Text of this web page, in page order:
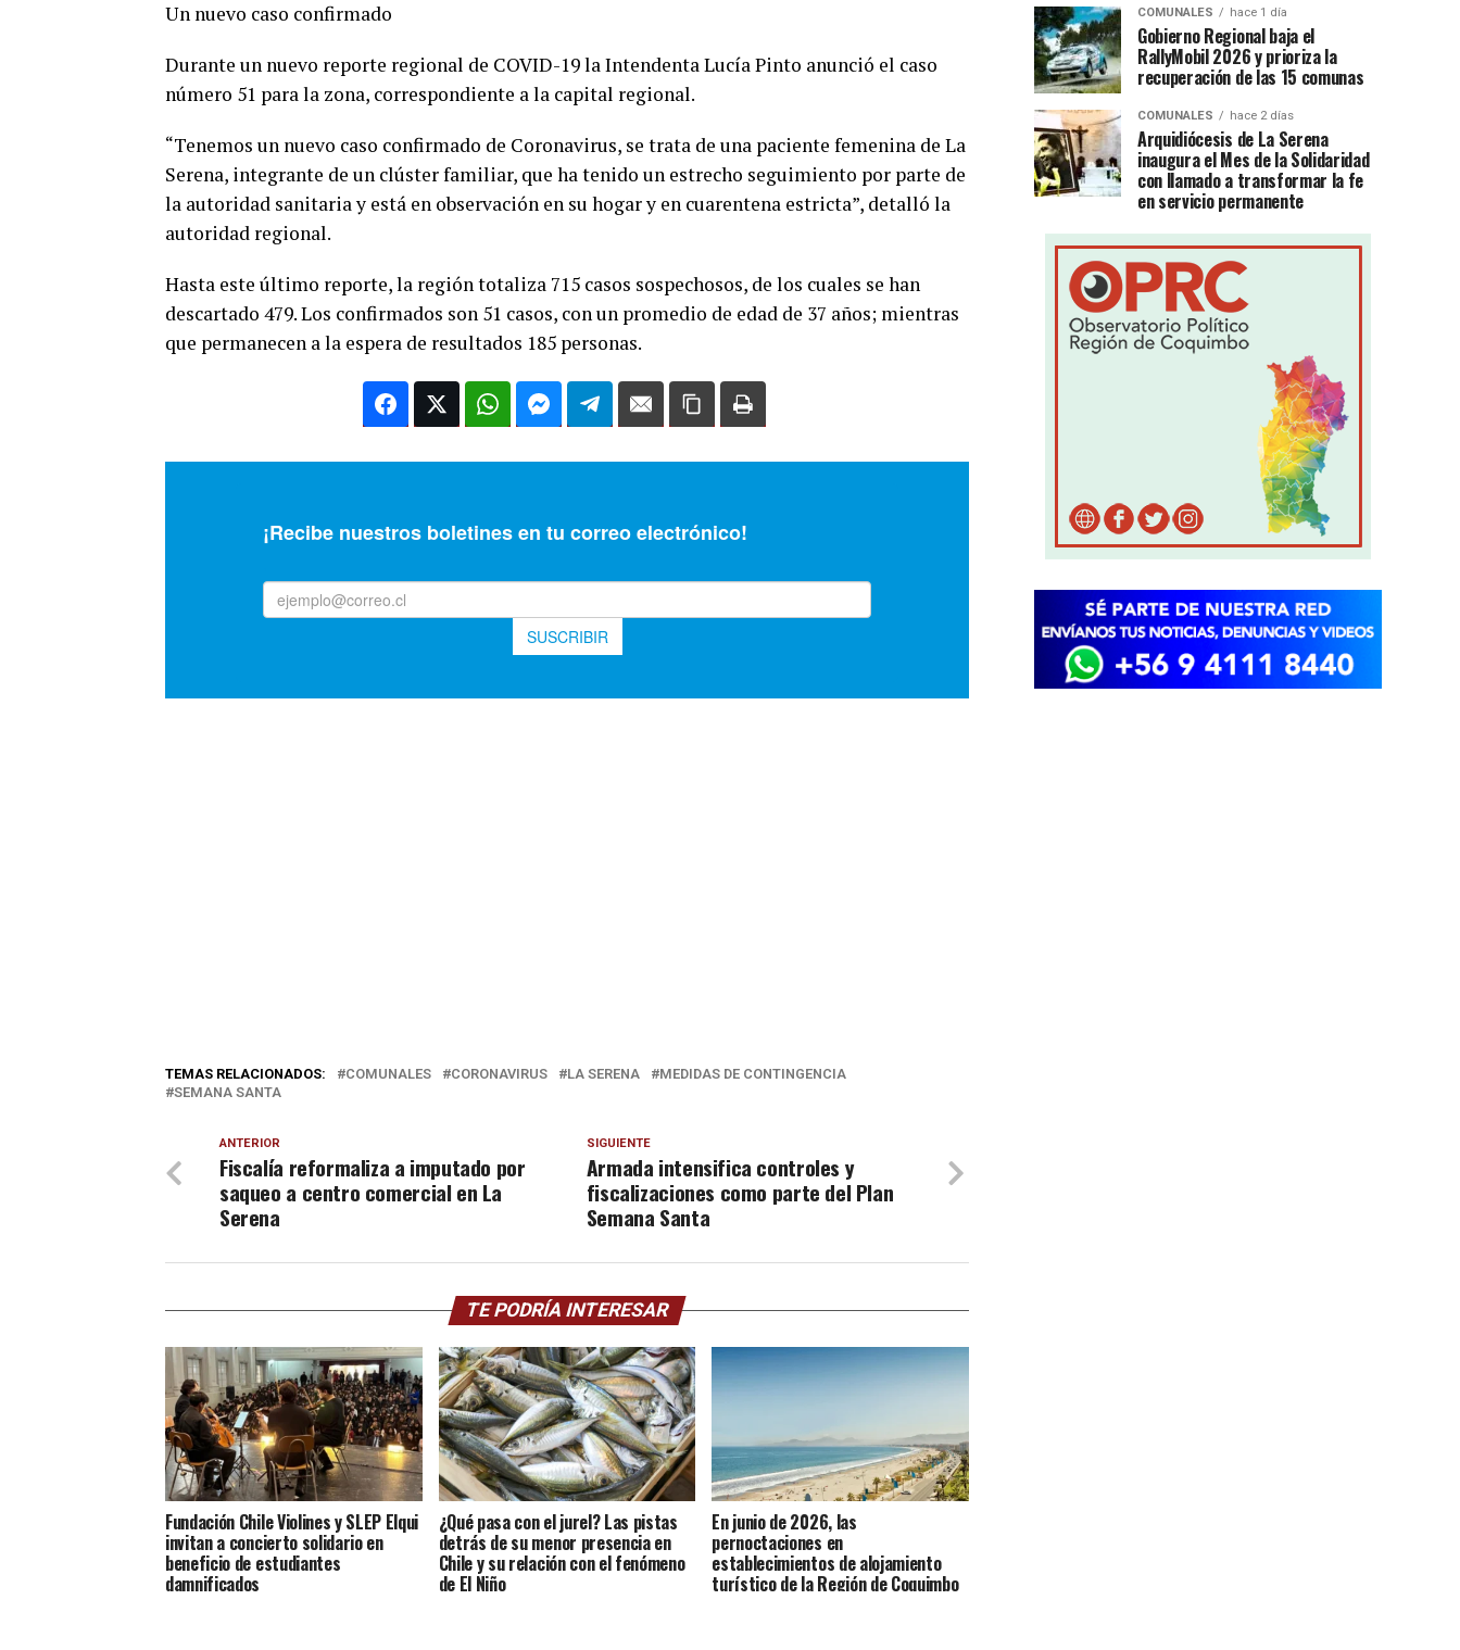
Un nuevo caso confirmado
Durante un nuevo reporte regional de COVID-19 la Intendenta Lucía Pinto anunció el caso
número 51 para la zona, correspondiente a la capital regional.
“Tenemos un nuevo caso confirmado de Coronavirus, se trata de una paciente femenina de La
Serena, integrante de un clúster familiar, que ha tenido un estrecho seguimiento por parte de
la autoridad sanitaria y está en observación en su hogar y en cuarentena estricta”, detalló la
autoridad regional.
Hasta este último reporte, la región totaliza 715 casos sospechosos, de los cuales se han
descartado 479. Los confirmados son 51 casos, con un promedio de edad de 37 años; mientras
que permanecen a la espera de resultados 185 personas.
TEMAS RELACIONADOS: COMUNALES CORONAVIRUS LA SERENA
MEDIDAS DE CONTINGENCIA
SEMANA SANTA
SIGUIENTE
Armada intensifica controles y
fiscalizaciones como parte del Plan
Semana Santa
ANTERIOR
Fiscalía reformaliza a imputado por
saqueo a centro comercial en La
Serena
TE PODRÍA INTERESAR
Fundación Chile Violines y SLEP Elqui
invitan a concierto solidario en
beneficio de estudiantes
damnificados
¿Qué pasa con el jurel? Las pistas
detrás de su menor presencia en
Chile y su relación con el fenómeno
de El Niño
En junio de 2026, las
pernoctaciones en
establecimientos de alojamiento
turístico de la Región de Coquimbo
COMUNALES hace 1 día
Gobierno Regional baja el
RallyMobil 2026 y prioriza la
recuperación de las 15 comunas
COMUNALES hace 2 días
Arquidiócesis de La Serena
inaugura el Mes de la Solidaridad
con llamado a transformar la fe
en servicio permanente